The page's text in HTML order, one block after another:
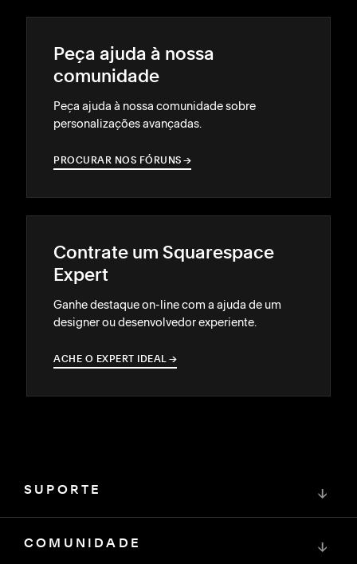
Peça ajuda à nossa
comunidade
Peça ajuda à nossa comunidade sobre
personalizações avançadas.
PROCURAR NOS FÓRUNS →
→
Contrate um Squarespace
Expert
Ganhe destaque on-line com a ajuda de um
designer ou desenvolvedor experiente.
ACHE O EXPERT IDEAL →
→
SUPORTE ↓
COMUNIDADE ↓